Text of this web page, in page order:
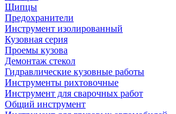
Щипцы
Предохранители
Инструмент изолированный
Кузовная серия
Проемы кузова
Демонтаж стекол
Гидравлические кузовные работы
Инструменты рихтовочные
Инструмент для сварочных работ
Общий инструмент